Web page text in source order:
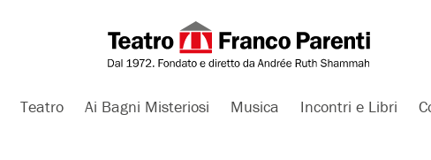
Teatro Ai Bagni Misteriosi Musica Incontri e Libri